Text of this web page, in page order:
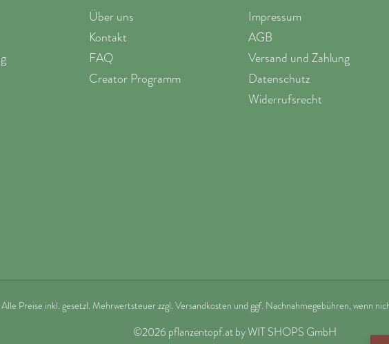
Über uns
Kontakt
FAQ
Creator Programm
Impressum
AGB
Versand und Zahlung
Datenschutz
Widerrufsrecht
Alle Preise inkl. gesetzl. Mehrwertsteuer zzgl. Versandkosten und ggf. Nachnahmegebühren, wenn
©2026 pflanzentopf.at by WIT SHOPS GmbH